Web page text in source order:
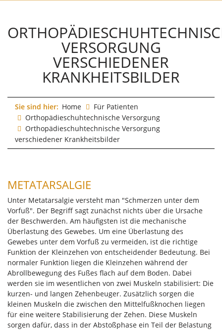
VERSORGUNG
VERSCHIEDENER
KRANKHEITSBILDER
Sie sind hier: Home
Für Patienten
Orthopädieschuhtechnische Versorgung
Orthopädieschuhtechnische Versorgung
verschiedener Krankheitsbilder
METATARSALGIE
Unter Metatarsalgie versteht man "Schmerzen unter dem
Vorfuß". Der Begriff sagt zunächst nichts über die Ursache
der Beschwerden. Am häufigsten ist die mechanische
Überlastung des Gewebes. Um eine Überlastung des
Gewebes unter dem Vorfuß zu vermeiden, ist die richtige
Funktion der Kleinzehen von entscheidender Bedeutung. Bei
normaler Funktion liegen die Kleinzehen während der
Abrollbewegung des Fußes flach auf dem Boden. Dabei
werden sie im wesentlichen von zwei Muskeln stabilisiert: Die
kurzen- und langen Zehenbeuger. Zusätzlich sorgen die
kleinen Muskeln die zwischen den Mittelfußknochen liegen
für eine weitere Stabilisierung der Zehen. Diese Muskeln
sorgen dafür, dass in der Abstoßphase ein Teil der Belastung